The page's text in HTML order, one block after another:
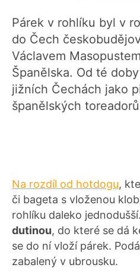
Párek v rohlíku byl v
do Čech
Václavem
Španělska. Od té
jižních Čechách jako
španělských
Na rozdíl od hotdogu,
či bageta s vloženou
rohlíku daleko
dutinou, do které se dá
se do ní vloží párek.
zabalený v ubrousku.